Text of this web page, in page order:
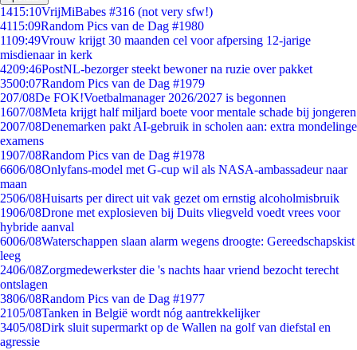
1415:10VrijMiBabes #316 (not very sfw!)
4115:09Random Pics van de Dag #1980
1109:49Vrouw krijgt 30 maanden cel voor afpersing 12-jarige
misdienaar in kerk
4209:46PostNL-bezorger steekt bewoner na ruzie over pakket
3500:07Random Pics van de Dag #1979
207/08De FOK!Voetbalmanager 2026/2027 is begonnen
1607/08Meta krijgt half miljard boete voor mentale schade bij jongeren
2007/08Denemarken pakt AI-gebruik in scholen aan: extra mondelinge
examens
1907/08Random Pics van de Dag #1978
6606/08Onlyfans-model met G-cup wil als NASA-ambassadeur naar
maan
2506/08Huisarts per direct uit vak gezet om ernstig alcoholmisbruik
1906/08Drone met explosieven bij Duits vliegveld voedt vrees voor
hybride aanval
6006/08Waterschappen slaan alarm wegens droogte: Gereedschapskist
leeg
2406/08Zorgmedewerkster die 's nachts haar vriend bezocht terecht
ontslagen
3806/08Random Pics van de Dag #1977
2105/08Tanken in België wordt nóg aantrekkelijker
3405/08Dirk sluit supermarkt op de Wallen na golf van diefstal en
agressie